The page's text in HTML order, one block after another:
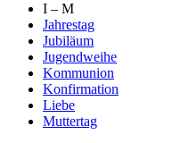
I – M
Jahrestag
Jubiläum
Jugendweihe
Kommunion
Konfirmation
Liebe
Muttertag